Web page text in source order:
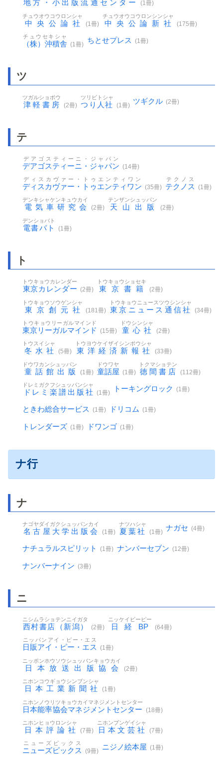
地方・小出版流通センター (1冊)
中央公論社
チュウオウコウロンシャ
(1冊) 中央公論新社
チュウオウコウロンシンシャ
(175冊)
（株）沖積舎
チュウセキシャ
(1冊) ちとせプレス (1冊)
ツ
津軽書房
ツガルショボウ
(2冊) つり人社
ツリビトシャ
(1冊) ツギクル (2冊)
テ
デアゴスティーニ・ジャパン
デアゴスティーニ・ジャパン
(14冊)
ディスカヴァー・トゥエンティワン
ディスカヴァー・トゥエンティワン
(35冊) テクノス
テクノス
(1冊)
電気車研究会
デンキシャケンキュウカイ
(2冊) 天山出版
テンザンシュッパン
(2冊)
電書バト
デンショバト
(1冊)
ト
東京カレンダー
トウキョウカレンダー
(2冊) 東京書籍
トウキョウショセキ
(2冊)
東京創元社
トウキョウソウゲンシャ
(181冊) 東京ニュース通信社
トウキョウニュースツウシンシャ
(34冊)
東京リーガルマインド
トウキョウリーガルマインド
(15冊) 童心社
ドウシンシャ
(2冊)
冬水社
トウスイシャ
(5冊) 東洋経済新報社
トウヨウケイザイシンポウシャ
(33冊)
童話館出版
ドウワカンシュッパン
(1冊) 童話屋
ドウワヤ
(1冊) 徳間書店
トクマショテン
(112冊)
ドレミ楽譜出版社
ドレミガクフシュッパンシャ
(1冊) トーキングロック (1冊)
ときわ総合サービス (1冊) ドリコム (1冊)
トレンダーズ (1冊) ドワンゴ (1冊)
ナ行
ナ
名古屋大学出版会
ナゴヤダイガクシュッパンカイ
(1冊) 夏葉社
ナツハシャ
(1冊) ナガセ (4冊)
ナチュラルスピリット (1冊) ナンバーセブン (12冊)
ナンバーナイン (3冊)
ニ
西村書店（新潟）
ニシムラショテンニイガタ
(2冊) 日経BP
ニッケイビーピー
(64冊)
日販アイ・ピー・エス
ニッパンアイ・ピー・エス
(1冊)
日本放送出版協会
ニッポンホウソウシュッパンキョウカイ
(2冊)
日本工業新聞社
ニホンコウギョウシンブンシャ
(1冊)
日本能率協会マネジメントセンター
ニホンノウリツキョウカイマネジメントセンター
(18冊)
日本評論社
ニホンヒョウロンシャ
(7冊) 日本文芸社
ニホンブンゲイシャ
(7冊)
ニューズピックス
ニューズピックス
(9冊) ニジノ絵本屋 (1冊)